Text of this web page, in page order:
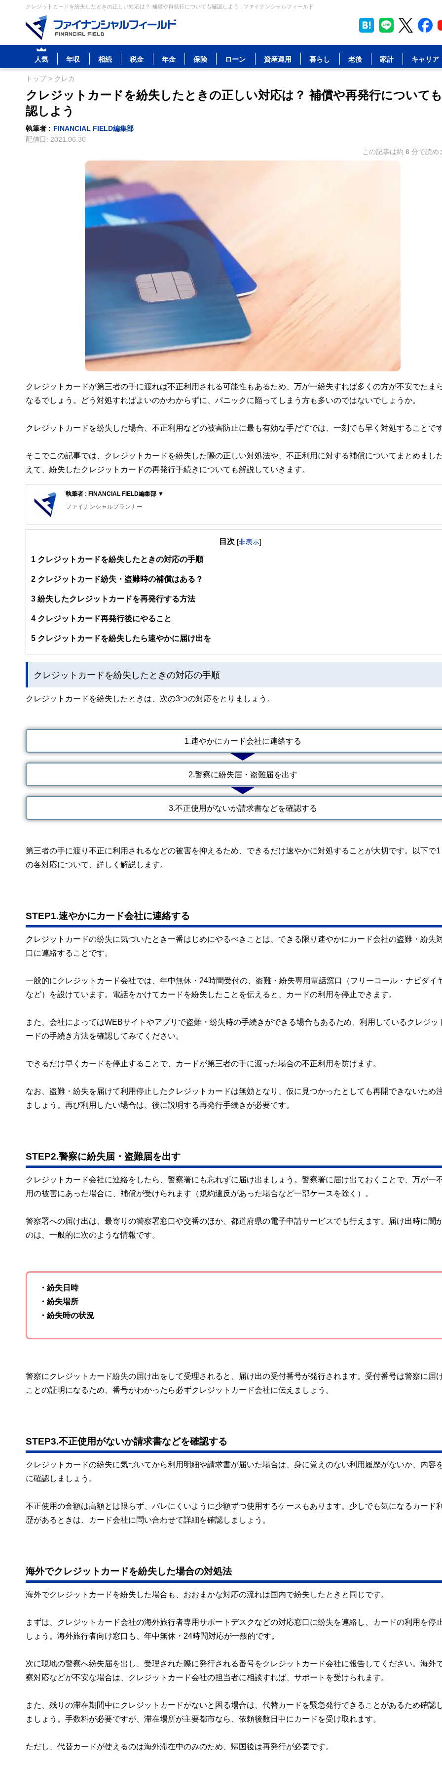
クレジットカードを紛失したときの正しい対応は？ 補償や再発行についても確認しよう | ファイナンシャルフィールド
人気 年収 相続 税金 年金 保険 ローン 資産運用 暮らし 老後 家計 キャリア
トップ> クレカ
クレジットカードを紛失したときの正しい対応は？ 補償や再発行について
認しよう
執筆者 : FINANCIAL FIELD編集部
配信日: 2021.06.30
この記事は約 6 分で読め
クレジットカードが第三者の手に渡れば不正利用される可能性もあるため、万が一紛失すれば多くの方が不安でたま
なるでしょう。どう対処すればよいのかわからずに、パニックに陥ってしまう方も多いのではないでしょうか。
クレジットカードを紛失した場合、不正利用などの被害防止に最も有効な手だてでは、一刻でも早く対処することです
そこでこの記事では、クレジットカードを紛失した際の正しい対処法や、不正利用に対する補償についてまとめまし
えて、紛失したクレジットカードの再発行手続きについても解説していきます。
執筆者 : FINANCIAL FIELD編集部 ▼
ファイナンシャルプランナー
FinancialField編集部は、金融、経済に関する記事を、日々の暮らしにどのような影響を与えるかという視点で、お金の知識がない方でも理解
案から記事掲載まですべての工程に関わることで、読者目線のコンテンツを追求しています。
FinancialFieldの特徴は、ファイナンシャルプランナー、弁護士、税理士、宅地建物取引士、相続診断士、住宅ローンアドバイザー、DCプラン
ー、公認会計士、社会保険労務士、行政書士、投資アナリスト、キャリアコンサルタントなど150名以上の有資格者を執筆者・監修者として迎
と、読み応えのあるコンテンツと確かな情報発信を実現しています。
私たちは、快適でより良い生活のアイデアを提供するお金のコンシェルジュを目指します。
目次 [非表示]
1 クレジットカードを紛失したときの対応の手順
2 クレジットカード紛失・盗難時の補償はある？
3 紛失したクレジットカードを再発行する方法
4 クレジットカード再発行後にやること
5 クレジットカードを紛失したら速やかに届け出を
クレジットカードを紛失したときの対応の手順
クレジットカードを紛失したときは、次の3つの対応をとりましょう。
1.速やかにカード会社に連絡する
2.警察に紛失届・盗難届を出す
3.不正使用がないか請求書などを確認する
第三者の手に渡り不正に利用されるなどの被害を抑えるため、できるだけ速やかに対処することが大切です。以下で1
の各対応について、詳しく解説します。
STEP1.速やかにカード会社に連絡する
クレジットカードの紛失に気づいたとき一番はじめにやるべきことは、できる限り速やかにカード会社の盗難・紛失
口に連絡することです。
一般的にクレジットカード会社では、年中無休・24時間受付の、盗難・紛失専用電話窓口（フリーコール・ナビダイ
など）を設けています。電話をかけてカードを紛失したことを伝えると、カードの利用を停止できます。
また、会社によってはWEBサイトやアプリで盗難・紛失時の手続きができる場合もあるため、利用しているクレジッ
ードの手続き方法を確認してみてください。
できるだけ早くカードを停止することで、カードが第三者の手に渡った場合の不正利用を防げます。
なお、盗難・紛失を届けて利用停止したクレジットカードは無効となり、仮に見つかったとしても再開できないため
ましょう。再び利用したい場合は、後に説明する再発行手続きが必要です。
STEP2.警察に紛失届・盗難届を出す
クレジットカード会社に連絡をしたら、警察署にも忘れずに届け出ましょう。警察署に届け出ておくことで、万が一
用の被害にあった場合に、補償が受けられます（規約違反があった場合など一部ケースを除く）。
警察署への届け出は、最寄りの警察署窓口や交番のほか、都道府県の電子申請サービスでも行えます。届け出時に聞
のは、一般的に次のような情報です。
・紛失日時
・紛失場所
・紛失時の状況
警察にクレジットカード紛失の届け出をして受理されると、届け出の受付番号が発行されます。受付番号は警察に届
ことの証明になるため、番号がわかったら必ずクレジットカード会社に伝えましょう。
STEP3.不正使用がないか請求書などを確認する
クレジットカードの紛失に気づいてから利用明細や請求書が届いた場合は、身に覚えのない利用履歴がないか、内容
に確認しましょう。
不正使用の金額は高額とは限らず、バレにくいように少額ずつ使用するケースもあります。少しでも気になるカード
歴があるときは、カード会社に問い合わせて詳細を確認しましょう。
海外でクレジットカードを紛失した場合の対処法
海外でクレジットカードを紛失した場合も、おおまかな対応の流れは国内で紛失したときと同じです。
まずは、クレジットカード会社の海外旅行者専用サポートデスクなどの対応窓口に紛失を連絡し、カードの利用を停
しょう。海外旅行者向け窓口も、年中無休・24時間対応が一般的です。
次に現地の警察へ紛失届を出し、受理された際に発行される番号をクレジットカード会社に報告してください。海外
察対応などが不安な場合は、クレジットカード会社の担当者に相談すれば、サポートを受けられます。
また、残りの滞在期間中にクレジットカードがないと困る場合は、代替カードを緊急発行できることがあるため確認
ましょう。手数料が必要ですが、滞在場所が主要都市なら、依頼後数日中にカードを受け取れます。
ただし、代替カードが使えるのは海外滞在中のみのため、帰国後は再発行が必要です。